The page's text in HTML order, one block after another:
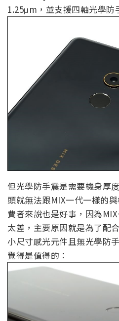
1.25μm，並支援四軸光學防
但光學防手震是需要機身厚
頭就無法跟MIX一代一樣的
費者來說也是好事，因為
太差，主要原因就是為了配
小尺寸感光元件且無光學防
覺得是值得的：